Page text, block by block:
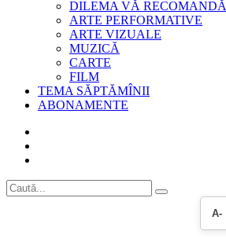
DILEMA VĂ RECOMANDĂ
ARTE PERFORMATIVE
ARTE VIZUALE
MUZICĂ
CARTE
FILM
TEMA SĂPTĂMÎNII
ABONAMENTE
A-